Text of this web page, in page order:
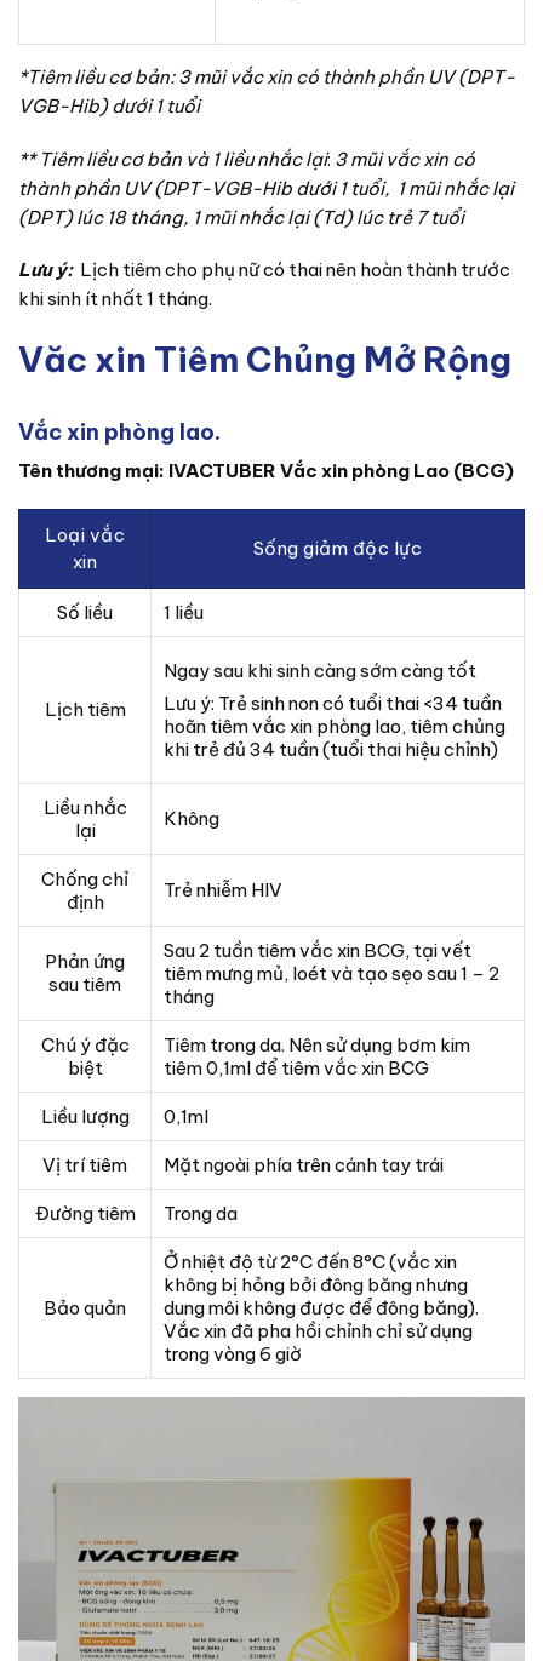
*Tiêm liều cơ bản: 3 mũi vắc xin có thành phần UV (DPT-
VGB-Hib) dưới 1 tuổi
** Tiêmliều cơ bản và 1 liều nhắc lại: 3 mũi vắc xin có
thành phần UV (DPT-VGB-Hib dưới 1 tuổi, 1 mũi nhắc lại
(DPT) lúc 18 tháng, 1 mũi nhắc lại (Td) lúc trẻ 7 tuổi
Lưu ý: Lịch tiêm cho phụ nữ có thai nên hoàn thành trước
khi sinh ít nhất 1 tháng.
Văc xin Tiêm Chủng Mở Rộng
Vắc xin phòng lao.
Tên thương mại: IVACTUBER Vắc xin phòng Lao (BCG)
Loại vắc
xin
Sống giảm độc lực
Số liều 1 liều
Lịch tiêm
Ngay sau khi sinh càng sớm càng tốt
Lưu ý: Trẻ sinh non có tuổi thai <34 tuần
hoãn tiêm vắc xin phòng lao, tiêm chủng
khi trẻ đủ 34 tuần (tuổi thai hiệu chỉnh)
Liều nhắc
lại
Không
Chống chỉ
định
Trẻ nhiễm HIV
Phản ứng
sau tiêm
Sau 2 tuần tiêm vắc xin BCG, tại vết
tiêm mưng mủ, loét và tạo sẹo sau 1 – 2
tháng
Chú ý đặc
biệt
Tiêm trong da. Nên sử dụng bơm kim
tiêm 0,1ml để tiêm vắc xin BCG
Liều lượng 0,1ml
Vị trí tiêm Mặt ngoài phía trên cánh tay trái
Đường tiêm Trong da
Bảo quản
Ở nhiệt độ từ 2°C đến 8°C (vắc xin
không bị hỏng bởi đông băng nhưng
dung môi không được để đông băng).
Vắc xin đã pha hồi chỉnh chỉ sử dụng
trong vòng 6 giờ